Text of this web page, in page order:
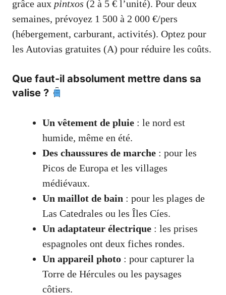
grâce aux pintxos (2 à 5 € l’unité). Pour deux
semaines, prévoyez 1 500 à 2 000 €/pers
(hébergement, carburant, activités). Optez pour
les Autovias gratuites (A) pour réduire les coûts.
Que faut-il absolument mettre dans sa
valise ?
Un vêtement de pluie : le nord est
humide, même en été.
Des chaussures de marche : pour les
Picos de Europa et les villages
médiévaux.
Un maillot de bain : pour les plages de
Las Catedrales ou les Îles Cíes.
Un adaptateur électrique : les prises
espagnoles ont deux fiches rondes.
Un appareil photo : pour capturer la
Torre de Hércules ou les paysages
côtiers.